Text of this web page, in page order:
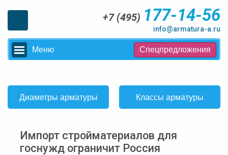
+7 (495) 177-14-56
info@armatura-a.ru
Меню Спецпредложения
Диаметры арматуры Классы арматуры
Импорт стройматериалов для
госнужд ограничит Россия